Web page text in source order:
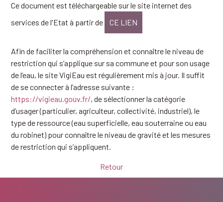
Ce document est téléchargeable sur le site internet des
services de l'Etat à partir de
CE LIEN
Afin de faciliter la compréhension et connaître le niveau de
restriction qui s’applique sur sa commune et pour son usage
de l’eau, le site VigiEau est régulièrement mis à jour. Il suffit
de se connecter à l’adresse suivante :
https://vigieau.gouv.fr/, de sélectionner la catégorie
d’usager (particulier, agriculteur, collectivité, industriel), le
type de ressource (eau superficielle, eau souterraine ou eau
du robinet) pour connaître le niveau de gravité et les mesures
de restriction qui s’appliquent.
Retour